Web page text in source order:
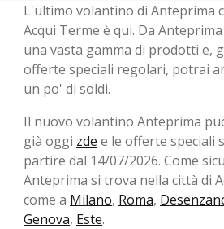
L'ultimo volantino di Anteprima
Acqui Terme è qui. Da
una vasta gamma di prodotti e,
offerte speciali regolari, potrai
un po' di soldi.
Il nuovo volantino Anteprima
già oggi zde e le offerte speciali
partire dal 14/07/2026. Come
Anteprima si trova nella città di
come a Milano, Roma,
Genova, Este.